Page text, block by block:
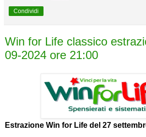
Condividi
Win for Life classico
09-2024 ore 21:00
Estrazione Win for Life del 27